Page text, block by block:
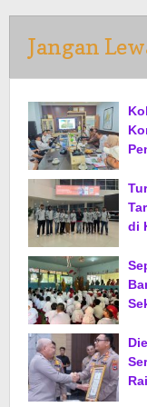
Jangan
di